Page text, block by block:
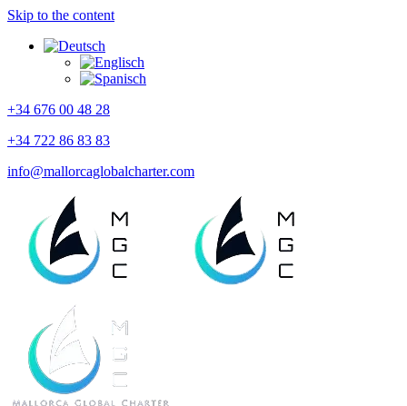
Skip to the content
+34 676 00 48 28
+34 722 86 83 83
info@mallorcaglobalcharter.com